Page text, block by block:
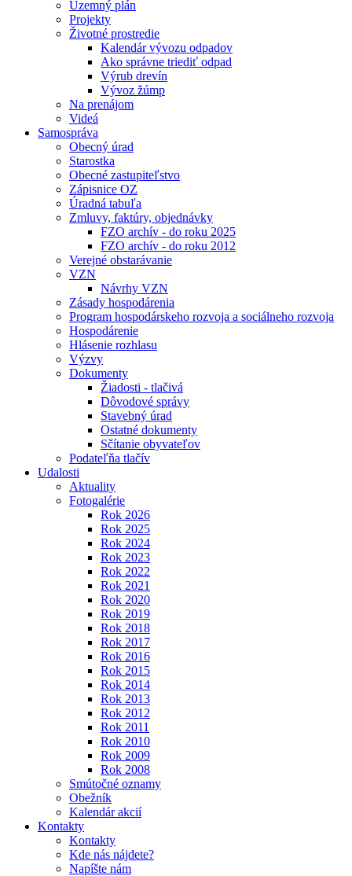
Územný plán
Projekty
Životné prostredie
Kalendár vývozu odpadov
Ako správne triediť odpad
Výrub drevín
Vývoz žúmp
Na prenájom
Videá
Samospráva
Obecný úrad
Starostka
Obecné zastupiteľstvo
Zápisnice OZ
Úradná tabuľa
Zmluvy, faktúry, objednávky
FZO archív - do roku 2025
FZO archív - do roku 2012
Verejné obstarávanie
VZN
Návrhy VZN
Zásady hospodárenia
Program hospodárskeho rozvoja a sociálneho rozvoja
Hospodárenie
Hlásenie rozhlasu
Výzvy
Dokumenty
Žiadosti - tlačivá
Dôvodové správy
Stavebný úrad
Ostatné dokumenty
Sčítanie obyvateľov
Podateľňa tlačív
Udalosti
Aktuality
Fotogalérie
Rok 2026
Rok 2025
Rok 2024
Rok 2023
Rok 2022
Rok 2021
Rok 2020
Rok 2019
Rok 2018
Rok 2017
Rok 2016
Rok 2015
Rok 2014
Rok 2013
Rok 2012
Rok 2011
Rok 2010
Rok 2009
Rok 2008
Smútočné oznamy
Obežník
Kalendár akcií
Kontakty
Kontakty
Kde nás nájdete?
Napíšte nám